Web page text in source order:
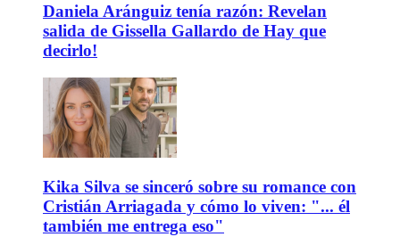
Daniela Aránguiz tenía razón: Revelan
salida de Gissella Gallardo de Hay que
decirlo!
Kika Silva se sinceró sobre su romance con
Cristián Arriagada y cómo lo viven: "... él
también me entrega eso"